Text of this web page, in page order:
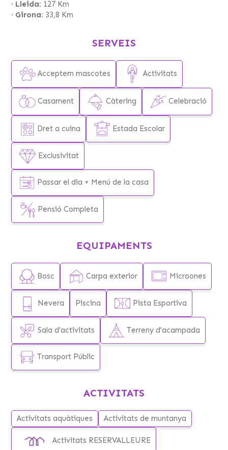
SERVEIS
Acceptem mascotes Activitats
Casament Càtering Celebració
Dret a cuina Estada Escolar
Exclusivitat
Passar el dia + Menú de la casa
Pensió Completa
EQUIPAMENTS
Bosc Carpa exterior Microones
Nevera Piscina Pista Esportiva
Sala d'activitats Terreny d'acampada
Transport Públic
ACTIVITATS
Activitats aquàtiques Activitats de muntanya
Activitats RESERVALLEURE
· 2 pistes de Futbito
· Camp de Vòlei
activitats: teatre, meditació, etc.
· Bosc al voltant de la casa
· Pàrquing ampli
*Hi ha la possibilitat de llogar el camp de futbol
municipal per fer campus
· Lleida: 127 Km
· Girona: 33,8 Km